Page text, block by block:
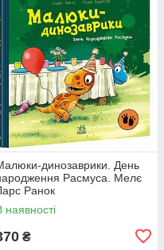
динозаврики. День
Расмуса. Мелє
Ранок
наявності
₴